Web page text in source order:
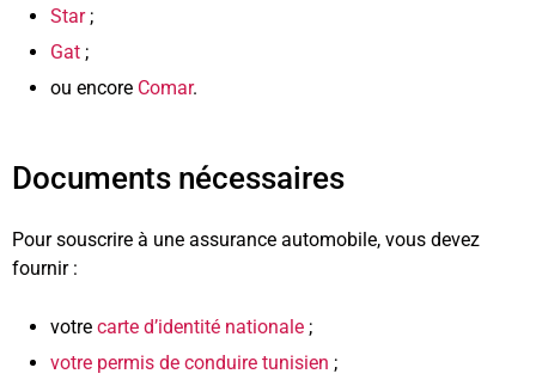
Star;
Gat ;
ou encore Comar.
Documents nécessaires
Pour souscrire à une assurance automobile, vous devez
fournir :
votre carte d’identité nationale ;
votre permis de conduire tunisien ;